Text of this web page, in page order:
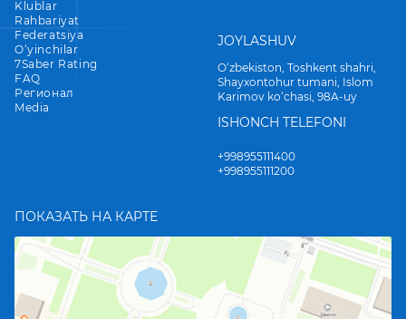
Klublar
Rahbariyat
Federatsiya
O‘yinchilar
7Saber Rating
FAQ
Регионал
Media
JOYLASHUV
O‘zbekiston, Toshkent shahri,
Shayxontohur tumani, Islom
Karimov ko‘chasi, 98A-uy
ISHONCH TELEFONI
+998955111400
+998955111200
ПОКАЗАТЬ НА КАРТЕ